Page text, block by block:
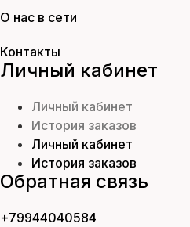
О нас в сети
Контакты
Личный кабинет
Личный кабинет
История заказов
Личный кабинет
История заказов
Обратная связь
+79944040584